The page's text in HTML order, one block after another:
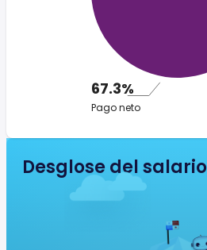
67.3%
Pago neto
Desglose del salario